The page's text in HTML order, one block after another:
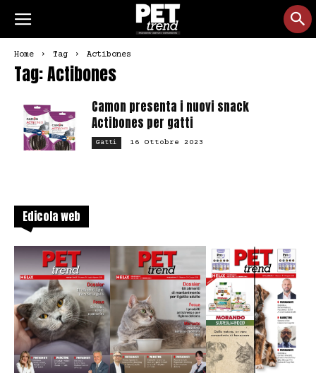
Home Tag Actibones
Tag: Actibones
Camon presenta i nuovi snack
Actibones per gatti
Gatti 16 Ottobre 2023
Edicola web